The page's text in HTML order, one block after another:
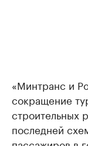
«Минтранс и
сокращение
строительных
последней